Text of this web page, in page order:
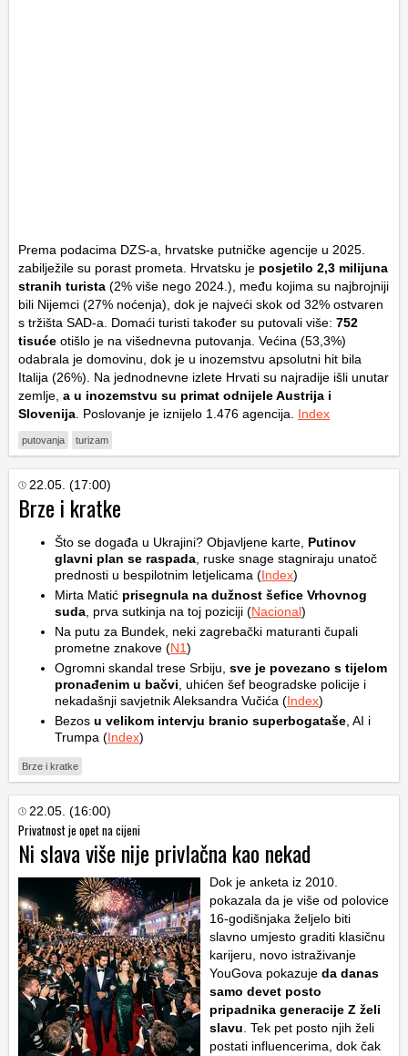
Prema podacima DZS-a, hrvatske putničke agencije u 2025.
zabilježile su porast prometa. Hrvatsku je posjetilo 2,3 milijuna
stranih turista (2% više nego 2024.), među kojima su najbrojniji
bili Nijemci (27% noćenja), dok je najveći skok od 32% ostvaren
s tržišta SAD-a. Domaći turisti također su putovali više: 752
tisuće otišlo je na višednevna putovanja. Većina (53,3%)
odabrala je domovinu, dok je u inozemstvu apsolutni hit bila
Italija (26%). Na jednodnevne izlete Hrvati su najradije išli unutar
zemlje, a u inozemstvu su primat odnijele Austrija i
Slovenija. Poslovanje je iznijelo 1.476 agencija. Index
putovanja turizam
22.05. (17:00)
Brze i kratke
Što se događa u Ukrajini? Objavljene karte, Putinov
glavni plan se raspada, ruske snage stagniraju unatoč
prednosti u bespilotnim letjelicama (Index)
Mirta Matić prisegnula na dužnost šefice Vrhovnog
suda, prva sutkinja na toj poziciji (Nacional)
Na putu za Bundek, neki zagrebački maturanti čupali
prometne znakove (N1)
Ogromni skandal trese Srbiju, sve je povezano s tijelom
pronađenim u bačvi, uhićen šef beogradske policije i
nekadašnji savjetnik Aleksandra Vučića (Index)
Bezos u velikom intervju branio superbogataše, AI i
Trumpa (Index)
Brze i kratke
22.05. (16:00)
Privatnost je opet na cijeni
Ni slava više nije privlačna kao nekad
Dok je anketa iz 2010.
pokazala da je više od polovice
16-godišnjaka željelo biti
slavno umjesto graditi klasičnu
karijeru, novo istraživanje
YouGova pokazuje da danas
samo devet posto
pripadnika generacije Z želi
slavu. Tek pet posto njih želi
postati influencerima, dok čak